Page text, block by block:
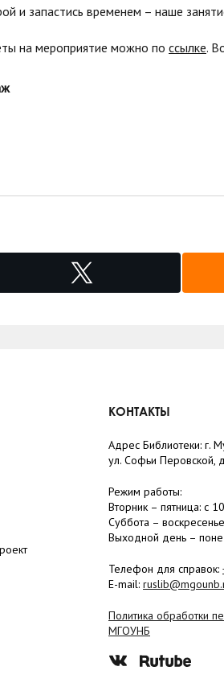
и запастись временем – наше
на мероприятие можно по ссылке.
КОНТАКТЫ
Адрес Библиотеки: г.
ул. Софьи Перовской,
Режим работы:
Вторник – пятница: с
Суббота – воскресенье
Выходной день –
Телефон для справок:
E-mail:
Политика обработки
МГОУНБ